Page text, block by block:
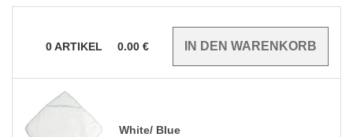
0ARTIKEL 0.00 €
White/ Blue